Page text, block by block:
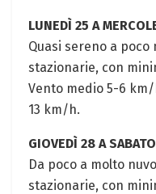
LUNEDÌ 25 A
Quasi sereno a poco
stazionarie, con
Vento medio 5-6
13 km/h.
GIOVEDÌ 28 A
Da poco a molto
stazionarie, con